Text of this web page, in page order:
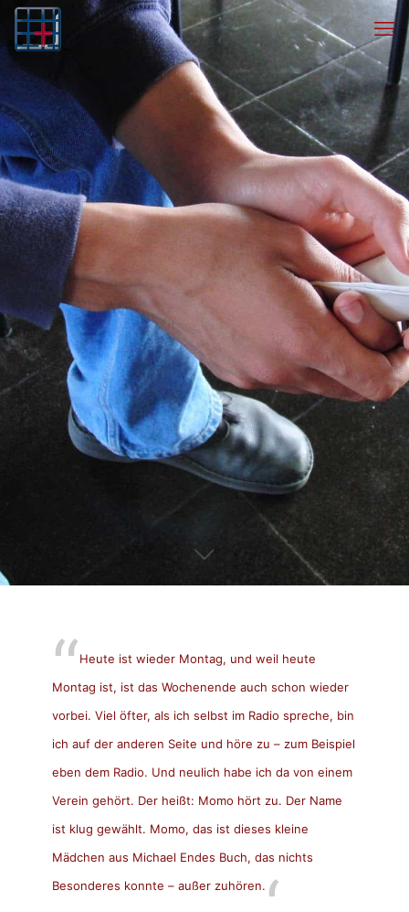
Heute ist wieder Montag, und weil heute
Montag ist, ist das Wochenende auch schon wieder
vorbei. Viel öfter, als ich selbst im Radio spreche, bin
ich auf der anderen Seite und höre zu – zum Beispiel
eben dem Radio. Und neulich habe ich da von einem
Verein gehört. Der heißt: Momo hört zu. Der Name
ist klug gewählt. Momo, das ist dieses kleine
Mädchen aus Michael Endes Buch, das nichts
Besonderes konnte – außer zuhören.